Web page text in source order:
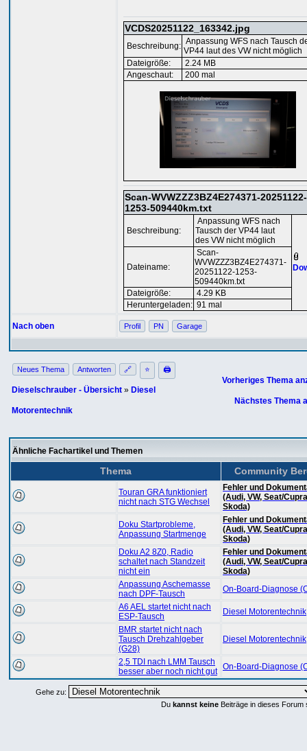
VCDS20251122_163342.jpg
Beschreibung: Anpassung WFS nach Tausch
VP44 laut des VW nicht möglich
Dateigröße:
2.24 MB
Angeschaut:
200 mal
Scan-WVWZZZ3BZ4E274371-20251122-
1253-509440km.txt
Beschreibung:
Anpassung WFS nach
Tausch der VP44 laut
des VW nicht möglich
Dateiname:
Scan-
WVWZZZ3BZ4E274371-
20251122-1253-
509440km.txt
Dateigröße:
4.29 KB
Heruntergeladen: 91 mal
Nach oben Profil PN Garage
Neues Thema Antworten 🔗 ⭐ 🖨
Dieselschrauber - Übersicht » Diesel
Motorentechnik
Vorheriges Thema
Nächstes Thema
Ähnliche Fachartikel und Themen
Thema Community
Touran GRA funktioniert
nicht nach STG Wechsel
Fehler und
(Audi, VW, Seat/
Skoda)
Doku Startprobleme,
Anpassung Startmenge
Fehler und
(Audi, VW, Seat/
Skoda)
Doku A2 8Z0, Radio
schaltet nach Standzeit
nicht ein
Fehler und
(Audi, VW, Seat/
Skoda)
Anpassung Aschemasse
nach DPF-Tausch
On-Board-Diagnose
A6 AEL startet nicht nach
ESP-Tausch
Diesel Motorentechnik
BMR startet nicht nach
Tausch Drehzahlgeber
(G28)
Diesel Motorentechnik
2,5 TDI nach LMM Tausch
besser aber noch nicht gut On-Board-Diagnose
Gehe zu:
Du kannst keine Beiträge in dieses Forum